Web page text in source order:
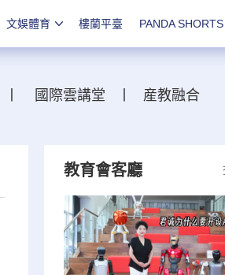
文娛體育 樓蘭平臺 PANDA SHORTS
國際雲講堂 産教融合
教育會客廳